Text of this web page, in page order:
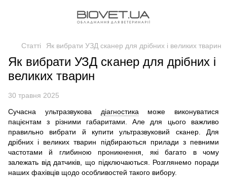
Статті Як вибрати УЗД сканер для дрібних і великих тварин
Як вибрати УЗД сканер для дрібних і
великих тварин
30 травня 2025
Сучасна ультразвукова діагностика може виконуватися
пацієнтам з різними габаритами. Але для цього важливо
правильно вибрати й купити ультразвуковий сканер. Для
дрібних і великих тварин підбираються прилади з певними
частотами й глибиною проникнення, які багато в чому
залежать від датчиків, що підключаються. Розглянемо поради
наших фахівців щодо особливостей такого вибору.